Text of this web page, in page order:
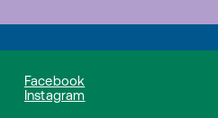
Facebook
Instagram